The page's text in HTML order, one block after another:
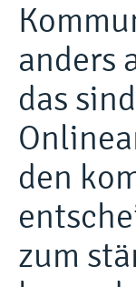
anders
das
den
zum